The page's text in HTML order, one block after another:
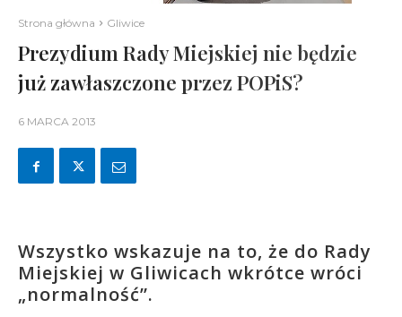
Strona główna Gliwice
Prezydium Rady Miejskiej nie będzie
już zawłaszczone przez POPiS?
6 MARCA 2013
Wszystko wskazuje na to, że do Rady
Miejskiej w Gliwicach wkrótce wróci
„normalność”.